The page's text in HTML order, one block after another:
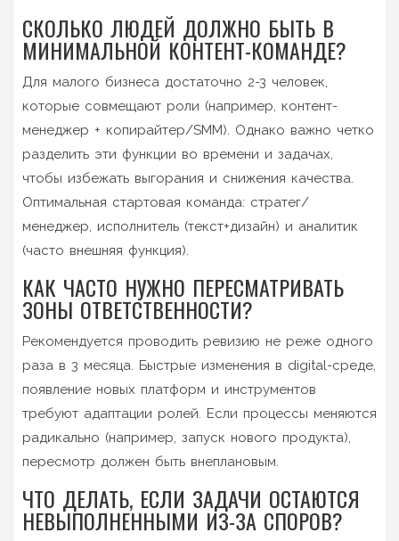
СКОЛЬКО ЛЮДЕЙ ДОЛЖНО БЫТЬ В
МИНИМАЛЬНОЙ КОНТЕНТ-КОМАНДЕ?
Для малого бизнеса достаточно 2-3 человек,
которые совмещают роли (например, контент-
менеджер + копирайтер/SMМ). Однако важно четко
разделить эти функции во времени и задачах,
чтобы избежать выгорания и снижения качества.
Оптимальная стартовая команда: стратег/
менеджер, исполнитель (текст+дизайн) и аналитик
(часто внешняя функция).
КАК ЧАСТО НУЖНО ПЕРЕСМАТРИВАТЬ
ЗОНЫ ОТВЕТСТВЕННОСТИ?
Рекомендуется проводить ревизию не реже одного
раза в 3 месяца. Быстрые изменения в digital-среде,
появление новых платформ и инструментов
требуют адаптации ролей. Если процессы меняются
радикально (например, запуск нового продукта),
пересмотр должен быть внеплановым.
ЧТО ДЕЛАТЬ, ЕСЛИ ЗАДАЧИ ОСТАЮТСЯ
НЕВЫПОЛНЕННЫМИ ИЗ-ЗА СПОРОВ?